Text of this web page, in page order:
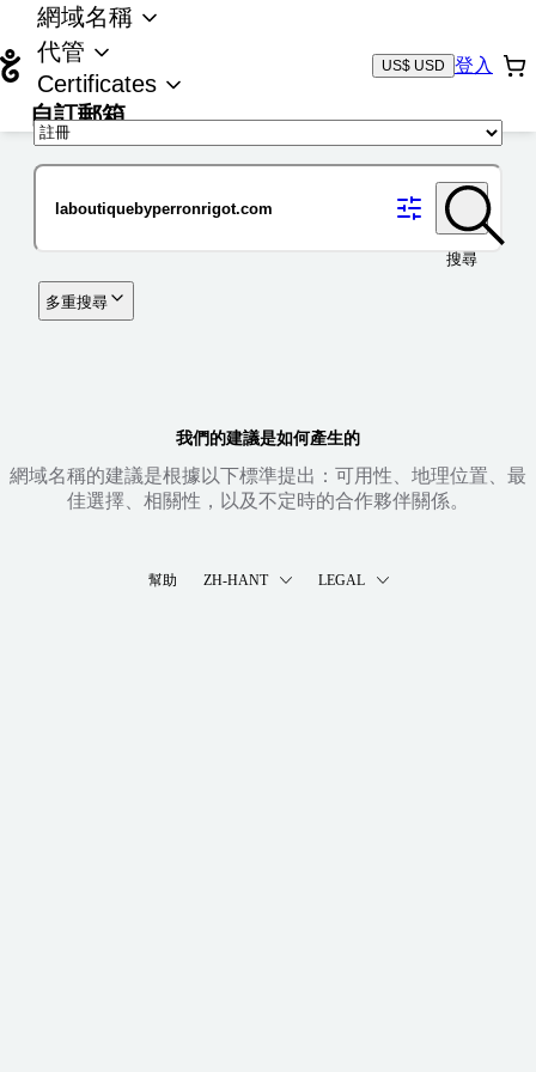
網域名稱
代管
Certificates
自訂郵箱
US$ USD 登入
搜尋
多重搜尋
我們的建議是如何產生的
網域名稱的建議是根據以下標準提出：可用性、地理位置、最
佳選擇、相關性，以及不定時的合作夥伴關係。
幫助 ZH-HANT LEGAL